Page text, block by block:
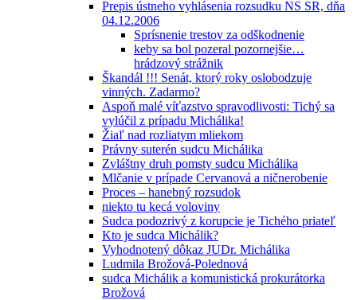
Prepis ústneho vyhlásenia rozsudku NS SR, dňa
04.12.2006
Sprísnenie trestov za odškodnenie
keby sa bol pozeral pozornejšie…
hrádzový strážnik
Škandál !!! Senát, ktorý roky oslobodzuje
vinných. Zadarmo?
Aspoň malé víťazstvo spravodlivosti: Tichý sa
vylúčil z prípadu Michálika!
Žiaľ nad rozliatym mliekom
Právny suterén sudcu Michálika
Zvláštny druh pomsty sudcu Michálika
Mlčanie v prípade Cervanová a ničnerobenie
Proces – hanebný rozsudok
niekto tu kecá voloviny
Sudca podozrivý z korupcie je Tichého priateľ
Kto je sudca Michálik?
Vyhodnotený dôkaz JUDr. Michálika
Ludmila Brožová-Polednová
sudca Michálik a komunistická prokurátorka
Brožová